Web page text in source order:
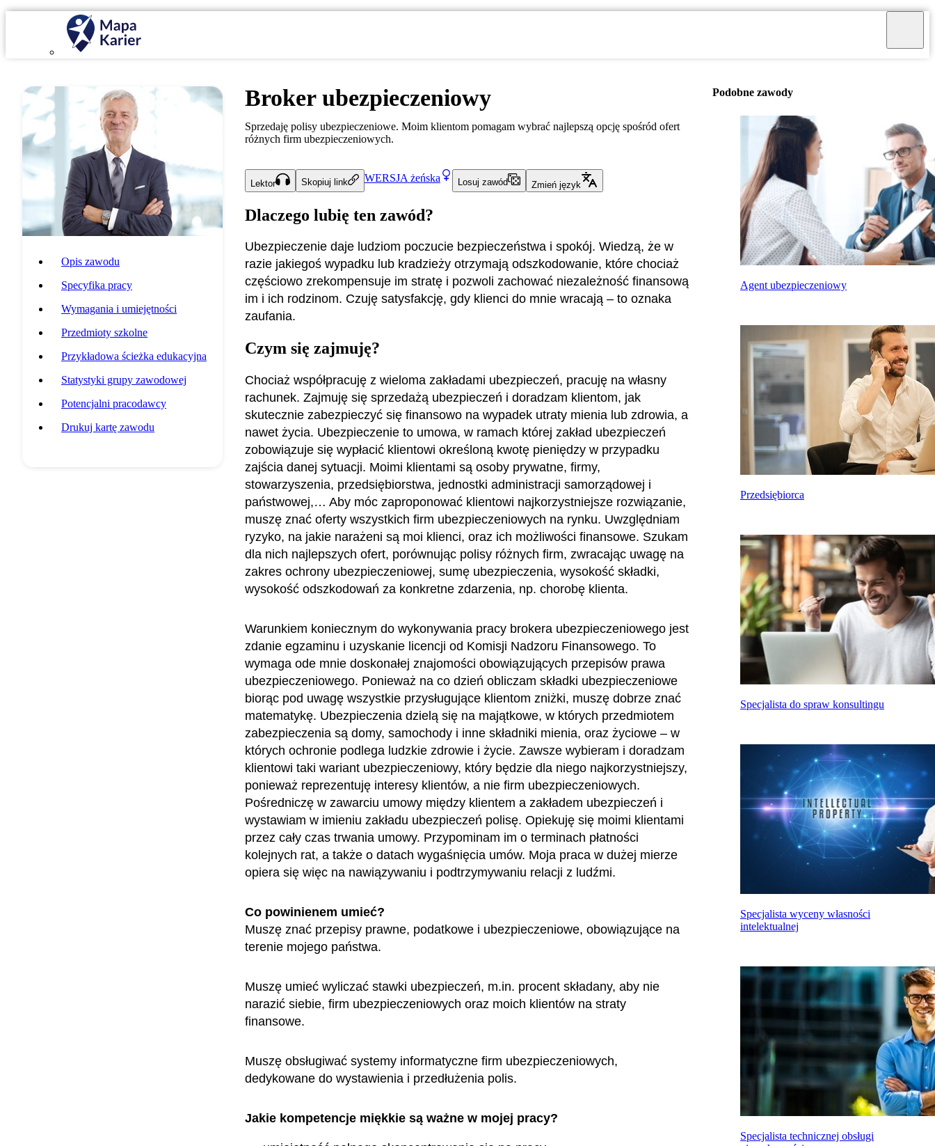
Opis zawodu
Specyfika pracy
Wymagania i umiejętności
Przedmioty szkolne
Przykładowa ścieżka edukacyjna
Statystyki grupy zawodowej
Potencjalni pracodawcy
Drukuj kartę zawodu
Broker ubezpieczeniowy
Sprzedaję polisy ubezpieczeniowe. Moim klientom pomagam wybrać najlepszą opcję spośród ofert
różnych firm ubezpieczeniowych.
Lektor Skopiuj link WERSJA żeńska Losuj zawód Zmień język
Dlaczego lubię ten zawód?
Ubezpieczenie daje ludziom poczucie bezpieczeństwa i spokój. Wiedzą, że w
razie jakiegoś wypadku lub kradzieży otrzymają odszkodowanie, które chociaż
częściowo zrekompensuje im stratę i pozwoli zachować niezależność finansową
im i ich rodzinom. Czuję satysfakcję, gdy klienci do mnie wracają – to oznaka
zaufania.
Czym się zajmuję?
Chociaż współpracuję z wieloma zakładami ubezpieczeń, pracuję na własny
rachunek. Zajmuję się sprzedażą ubezpieczeń i doradzam klientom, jak
skutecznie zabezpieczyć się finansowo na wypadek utraty mienia lub zdrowia, a
nawet życia. Ubezpieczenie to umowa, w ramach której zakład ubezpieczeń
zobowiązuje się wypłacić klientowi określoną kwotę pieniędzy w przypadku
zajścia danej sytuacji. Moimi klientami są osoby prywatne, firmy,
stowarzyszenia, przedsiębiorstwa, jednostki administracji samorządowej i
państwowej,… Aby móc zaproponować klientowi najkorzystniejsze rozwiązanie,
muszę znać oferty wszystkich firm ubezpieczeniowych na rynku. Uwzględniam
ryzyko, na jakie narażeni są moi klienci, oraz ich możliwości finansowe. Szukam
dla nich najlepszych ofert, porównując polisy różnych firm, zwracając uwagę na
zakres ochrony ubezpieczeniowej, sumę ubezpieczenia, wysokość składki,
wysokość odszkodowań za konkretne zdarzenia, np. chorobę klienta.
Warunkiem koniecznym do wykonywania pracy brokera ubezpieczeniowego jest
zdanie egzaminu i uzyskanie licencji od Komisji Nadzoru Finansowego. To
wymaga ode mnie doskonałej znajomości obowiązujących przepisów prawa
ubezpieczeniowego. Ponieważ na co dzień obliczam składki ubezpieczeniowe
biorąc pod uwagę wszystkie przysługujące klientom zniżki, muszę dobrze znać
matematykę. Ubezpieczenia dzielą się na majątkowe, w których przedmiotem
zabezpieczenia są domy, samochody i inne składniki mienia, oraz życiowe – w
których ochronie podlega ludzkie zdrowie i życie. Zawsze wybieram i doradzam
klientowi taki wariant ubezpieczeniowy, który będzie dla niego najkorzystniejszy,
ponieważ reprezentuję interesy klientów, a nie firm ubezpieczeniowych.
Pośredniczę w zawarciu umowy między klientem a zakładem ubezpieczeń i
wystawiam w imieniu zakładu ubezpieczeń polisę. Opiekuję się moimi klientami
przez cały czas trwania umowy. Przypominam im o terminach płatności
kolejnych rat, a także o datach wygaśnięcia umów. Moja praca w dużej mierze
opiera się więc na nawiązywaniu i podtrzymywaniu relacji z ludźmi.
Co powinienem umieć?
Muszę znać przepisy prawne, podatkowe i ubezpieczeniowe, obowiązujące na
terenie mojego państwa.
Muszę umieć wyliczać stawki ubezpieczeń, m.in. procent składany, aby nie
narazić siebie, firm ubezpieczeniowych oraz moich klientów na straty
finansowe.
Muszę obsługiwać systemy informatyczne firm ubezpieczeniowych,
dedykowane do wystawienia i przedłużenia polis.
Jakie kompetencje miękkie są ważne w mojej pracy?
Podobne zawody
Agent ubezpieczeniowy
Przedsiębiorca
Specjalista do spraw konsultingu
Specjalista wyceny własności
intelektualnej
Specjalista technicznej obsługi